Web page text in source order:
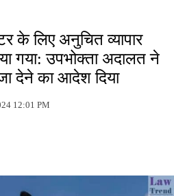
के लिए अनुचित व्यापार
गया: उपभोक्ता अदालत ने
देने का आदेश दिया
12:01 PM